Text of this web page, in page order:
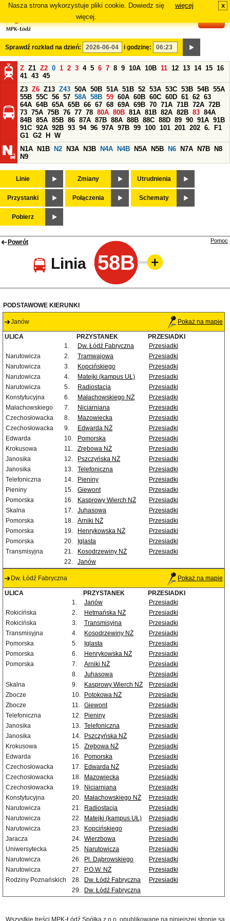
Nasza strona wykorzystuje pliki cookie. Dowiedz się
więcej.
więcej x
Sprawdź rozkład na dzień: i godzinę:
Z Z1 Z2 0 1 2 3 4 5 6 7 8 9 10A 10B 11 12 13 14 15 16
41 43 45
Z3 Z6 Z13 Z43 50A 50B 51A 51B 52 53A 53C 53B 54B 55A
55B 55C 56 57 58A 58B 59 60A 60B 60C 60D 61 62 63
64A 64B 65A 65B 66 67 68 69A 69B 70 71A 71B 72A 72B
73 75A 75B 76 77 78 80A 80B 81A 81B 82A 82B 83 84A
84B 85A 85B 86 87A 87B 88A 88B 88C 88D 89 90 91A 91B
91C 92A 92B 93 94 96 97A 97B 99 100 101 201 202 6.
F1
G1 G2 H
W
N1A
N1B N2 N3A N3B N4A N4B N5A N5B N6 N7A N7B
N8
N9
Linie Zmiany Utrudnienia
Przystanki Połączenia Schematy
Pobierz
Powrót
Linia 58B
Pomoc
PODSTAWOWE KIERUNKI
Janów Pokaż na mapie
ULICA PRZYSTANEK
PRZESIADKI
1.
Dw. Łódź Fabryczna
Przesiadki
Narutowicza
2. Tramwajowa
Przesiadki
Narutowicza
3. Kopcińskiego
Przesiadki
Narutowicza
4. Matejki (kampus UŁ)
Przesiadki
Narutowicza
5. Radiostacja
Przesiadki
Konstytucyjna
6. Małachowskiego NŻ
Przesiadki
Małachowskiego
7. Niciarniana
Przesiadki
Czechosłowacka
8. Mazowiecka
Przesiadki
Czechosłowacka
9. Edwarda NŻ
Przesiadki
Edwarda
10. Pomorska
Przesiadki
Krokusowa
11. Zrębowa NŻ
Przesiadki
Janosika
12. Pszczyńska NŻ
Przesiadki
Janosika
13. Telefoniczna
Przesiadki
Telefoniczna
14. Pieniny
Przesiadki
Pieniny
15. Giewont
Przesiadki
Pomorska
16. Kasprowy Wierch NŻ
Przesiadki
Skalna
17. Juhasowa
Przesiadki
Pomorska
18. Arniki NŻ
Przesiadki
Pomorska
19. Henrykowska NŻ
Przesiadki
Pomorska
20. Iglasta
Przesiadki
Transmisyjna
21. Kosodrzewiny NŻ
Przesiadki
22.
Janów
Dw. Łódź Fabryczna Pokaż na mapie
ULICA PRZYSTANEK
PRZESIADKI
1.
Janów
Przesiadki
Rokicińska
2. Hetmańska NŻ
Przesiadki
Rokicińska
3. Transmisyjna
Przesiadki
Transmisyjna
4. Kosodrzewiny NŻ
Przesiadki
Pomorska
5. Iglasta
Przesiadki
Pomorska
6. Henrykowska NŻ
Przesiadki
Pomorska
7. Arniki NŻ
Przesiadki
8.
Juhasowa
Przesiadki
Skalna
9. Kasprowy Wierch NŻ
Przesiadki
Zbocze
10. Potokowa NŻ
Przesiadki
Zbocze
11. Giewont
Przesiadki
Telefoniczna
12. Pieniny
Przesiadki
Janosika
13. Telefoniczna
Przesiadki
Janosika
14. Pszczyńska NŻ
Przesiadki
Krokusowa
15. Zrębowa NŻ
Przesiadki
Edwarda
16. Pomorska
Przesiadki
Czechosłowacka
17. Edwarda NŻ
Przesiadki
Czechosłowacka
18. Mazowiecka
Przesiadki
Czechosłowacka
19. Niciarniana
Przesiadki
Konstytucyjna
20. Małachowskiego NŻ
Przesiadki
Narutowicza
21. Radiostacja
Przesiadki
Narutowicza
22. Matejki (kampus UŁ)
Przesiadki
Narutowicza
23. Kopcińskiego
Przesiadki
Jaracza
24. Wierzbowa
Przesiadki
Uniwersytecka
25. Narutowicza
Przesiadki
Narutowicza
26. Pl. Dąbrowskiego
Przesiadki
Narutowicza
27. P.O.W. NŻ
Przesiadki
Rodziny Poznańskich
28. Dw. Łódź Fabryczna
Przesiadki
29.
Dw. Łódź Fabryczna
Wszystkie treści MPK-Łódź Spółka z o.o. opublikowane na niniejszej stronie są